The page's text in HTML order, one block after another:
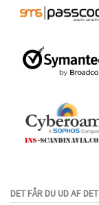
DET FÅR DU UD AF DET